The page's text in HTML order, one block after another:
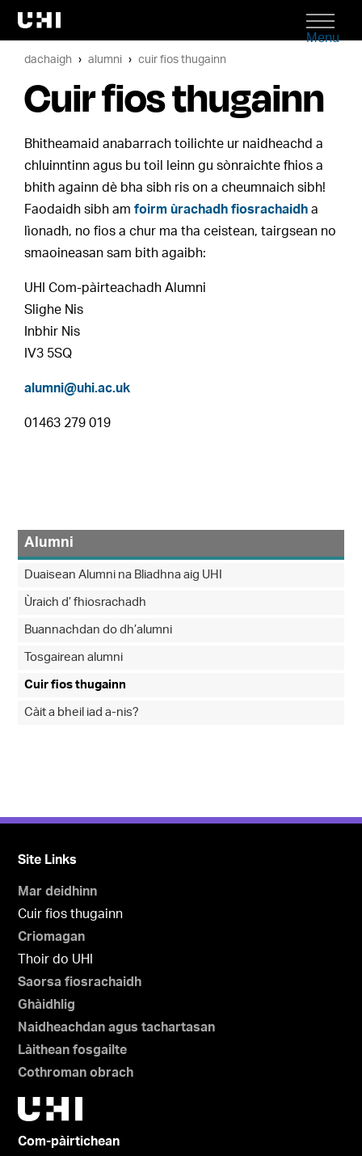
Menu
dachaigh alumni cuir fios thugainn
Cuir fios thugainn
Bhitheamaid anabarrach toilichte ur naidheachd a
chluinntinn agus bu toil leinn gu sònraichte fhios a
bhith againn dè bha sibh ris on a cheumnaich sibh!
Faodaidh sibh amfoirm ùrachadh fiosrachaidh a
lìonadh, no fios a chur ma tha ceistean, tairgsean no
smaoineasan sam bith agaibh:
UHI Com-pàirteachadh Alumni
Slighe Nis
Inbhir Nis
IV3 5SQ
alumni@uhi.ac.uk
01463 279 019
Alumni
Duaisean Alumni na Bliadhna aig UHI
Ùraich d’ fhiosrachadh
Buannachdan do dh’alumni
Tosgairean alumni
Cuir fios thugainn
Càit a bheil iad a-nis?
Site Links
Mar deidhinn
Cuir fios thugainn
Criomagan
Thoir do UHI
Saorsa fiosrachaidh
Ghàidhlig
Naidheachdan agus tachartasan
Làithean fosgailte
Cothroman obrach
Com-pàirtichean